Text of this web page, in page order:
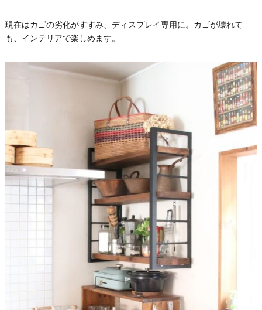
現在はカゴの劣化がすすみ、ディスプレイ専用に。カゴが壊れて
も、インテリアで楽しめます。